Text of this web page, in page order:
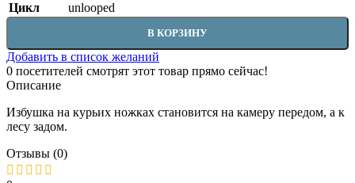
Цикл unlooped
В КОРЗИНУ
Добавить в список желаний
0 посетителей смотрят этот товар прямо сейчас!
Описание
Избушка на курьих ножках становится на камеру передом, а к
лесу задом.
Отзывы (0)